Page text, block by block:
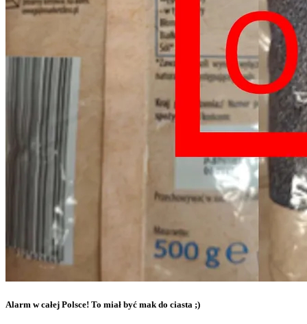
Alarm w całej Polsce! To miał być mak do ciasta ;)